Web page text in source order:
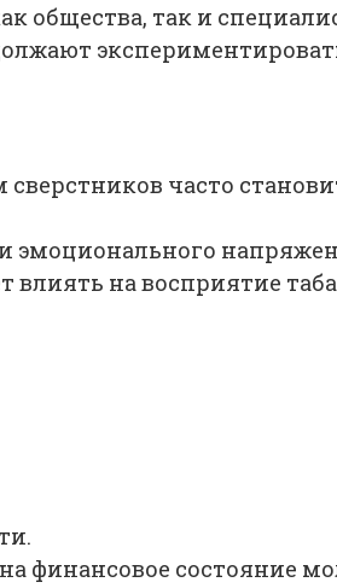
общества, так и
часто
эмоционального
на восприятие
финансовое состояние